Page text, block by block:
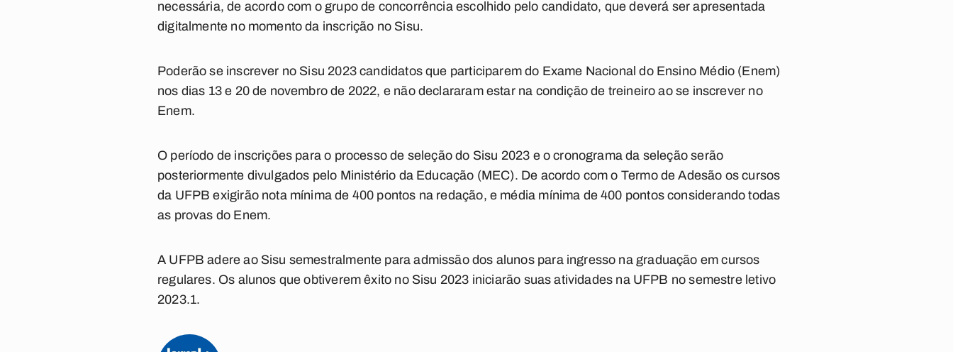
necessária, de acordo com o grupo de concorrência escolhido pelo candidato, que deverá ser apresentada
digitalmente no momento da inscrição no Sisu.
Poderão se inscrever no Sisu 2023 candidatos que participarem do Exame Nacional do Ensino Médio (Enem)
nos dias 13 e 20 de novembro de 2022, e não declararam estar na condição de treineiro ao se inscrever no
Enem.
O período de inscrições para o processo de seleção do Sisu 2023 e o cronograma da seleção serão
posteriormente divulgados pelo Ministério da Educação (MEC). De acordo com o Termo de Adesão os cursos
da UFPB exigirão nota mínima de 400 pontos na redação, e média mínima de 400 pontos considerando todas
as provas do Enem.
A UFPB adere ao Sisu semestralmente para admissão dos alunos para ingresso na graduação em cursos
regulares. Os alunos que obtiverem êxito no Sisu 2023 iniciarão suas atividades na UFPB no semestre letivo
2023.1.